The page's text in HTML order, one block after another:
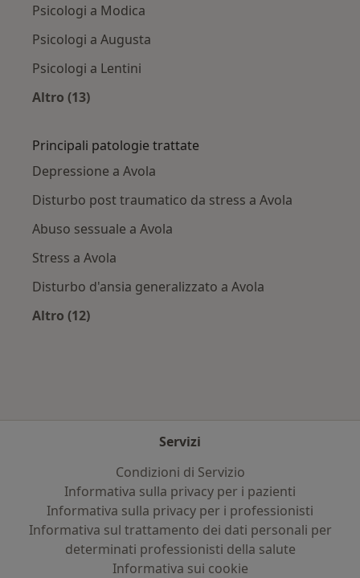
Psicologi a Modica
Psicologi a Augusta
Psicologi a Lentini
Altro (13)
Principali patologie trattate
Depressione a Avola
Disturbo post traumatico da stress a Avola
Abuso sessuale a Avola
Stress a Avola
Disturbo d'ansia generalizzato a Avola
Altro (12)
Servizi
Condizioni di Servizio
Informativa sulla privacy per i pazienti
Informativa sulla privacy per i professionisti
Informativa sul trattamento dei dati personali per
determinati professionisti della salute
Informativa sui cookie